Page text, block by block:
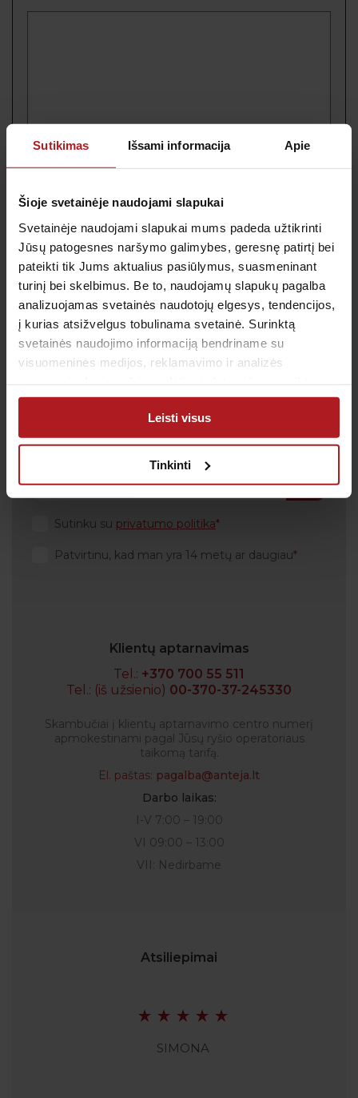
Sutikimas Išsami informacija Apie
Šioje svetainėje naudojami slapukai
Svetainėje naudojami slapukai mums padeda užtikrinti
Jūsų patogesnes naršymo galimybes, geresnę patirtį bei
pateikti tik Jums aktualius pasiūlymus, suasmeninant
turinį bei skelbimus. Be to, naudojamų slapukų pagalba
analizuojamas svetainės naudotojų elgesys, tendencijos,
į kurias atsižvelgus tobulinama svetainė. Surinktą
svetainės naudojimo informaciją bendriname su
visuomeninės medijos, reklamavimo ir analizės
arba naudojant paslaugas surinktos informacijos.
Leisti visus
Tinkinti
Gauk naujienas pirmas
Kas kiek laiko būtina profilaktiškai tikrintis sveikatą?
naujienlaiškį, kad svarbiausi priminimai į Jūsų pašto
dėžutę atkeliautų laiku. Sulauksite ne tik naudingos
informacijos kaip rūpintis savo sveikata, bet ir
geriausių pasiūlymų bei akcijų.
Sutinku su privatumo politika
Patvirtinu, kad man yra 14 metų ar daugiau
Klientų aptarnavimas
Tel.: +370 700 55 511
Tel.: (iš užsienio) 00-370-37-245330
Skambučiai į klientų aptarnavimo centro numerį
apmokestinami pagal Jūsų ryšio operatoriaus
taikomą tarifą.
El. paštas: pagalba@anteja.lt
Darbo laikas:
I-V 7:00 – 19:00
VI 09:00 – 13:00
VII: Nedirbame
Atsiliepimai
SIMONA